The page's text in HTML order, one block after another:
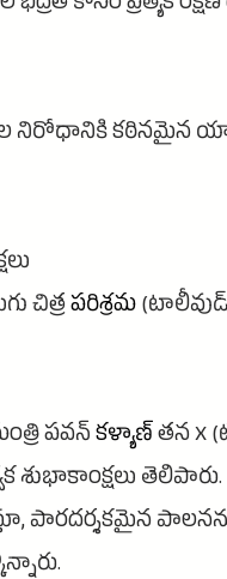
నిరోధానికి కఠినమైన
చిత్రపరిశ్రమ
పవన్కళ్యాణ్తన X
తెలిపారు.
పారదర్శకమైన